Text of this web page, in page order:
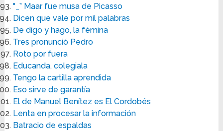
"_” Maar fue musa de Picasso
Dicen que vale por mil palabras
De digo y hago, la fémina
Tres pronunció Pedro
Roto por fuera
Educanda, colegiala
Tengo la cartilla aprendida
Eso sirve de garantía
El de Manuel Benítez es El Cordobés
Lenta en procesar la información
Batracio de espaldas